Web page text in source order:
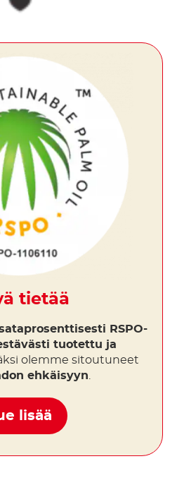
tietää
RSPO-
tuotettu ja
olemme sitoutuneet
ehkäisyyn.
lisää